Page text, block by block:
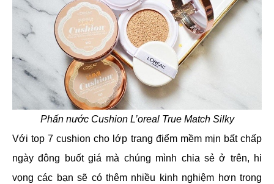
Phấn nước Cushion L’oreal True Match Silky
Với top 7 cushion cho lớp trang điểm mềm mịn bất chấp
ngày đông buốt giá mà chúng mình chia sẻ ở trên, hi
vọng các bạn sẽ có thêm nhiều kinh nghiệm hơn trong